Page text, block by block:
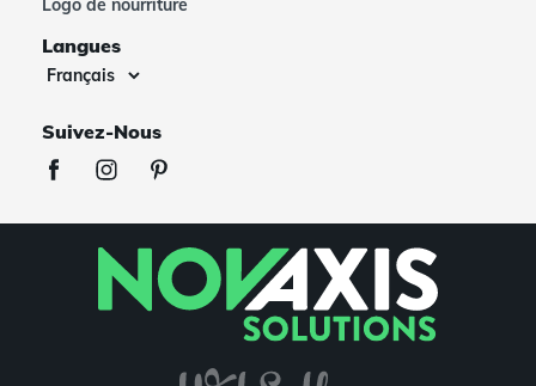
Logo de nourriture
Langues
Suivez-Nous